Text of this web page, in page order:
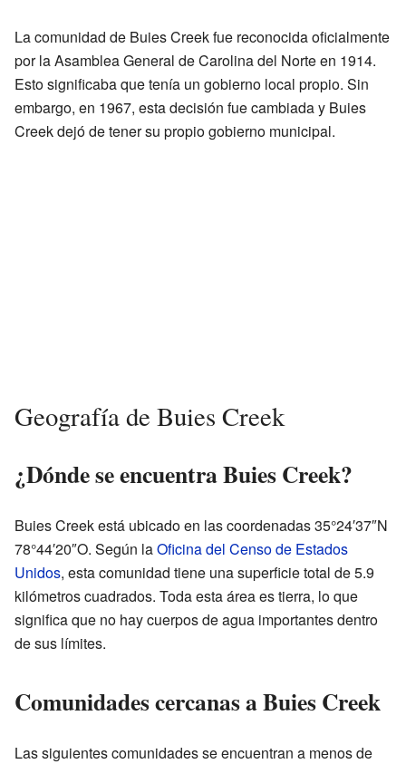
La comunidad de Buies Creek fue reconocida oficialmente
por la Asamblea General de Carolina del Norte en 1914.
Esto significaba que tenía un gobierno local propio. Sin
embargo, en 1967, esta decisión fue cambiada y Buies
Creek dejó de tener su propio gobierno municipal.
Geografía de Buies Creek
¿Dónde se encuentra Buies Creek?
Buies Creek está ubicado en las coordenadas 35°24′37″N
78°44′20″O. Según laOficina del Censo de Estados
Unidos, esta comunidad tiene una superficie total de 5.9
kilómetros cuadrados. Toda esta área es tierra, lo que
significa que no hay cuerpos de agua importantes dentro
de sus límites.
Comunidades cercanas a Buies Creek
Las siguientes comunidades se encuentran a menos de